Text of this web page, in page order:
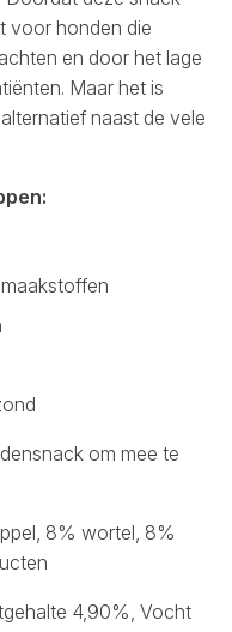
voor honden die
en door het lage
Maar het is
naast de vele
om mee te
8% wortel, 8%
4,90%, Vocht